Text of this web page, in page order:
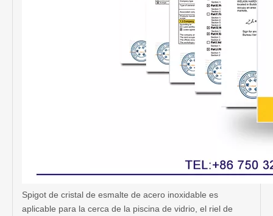
Spigot de cristal de esmalte de acero inoxidable es
aplicable para la cerca de la piscina de vidrio, el riel de